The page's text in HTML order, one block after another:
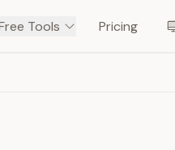
Tools Pricing